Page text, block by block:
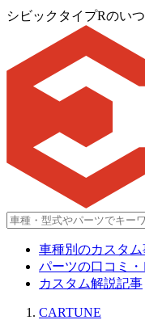
シビックタイプRのい
車種別のカスタム
パーツの口コミ
カスタム解説記事
CARTUNE